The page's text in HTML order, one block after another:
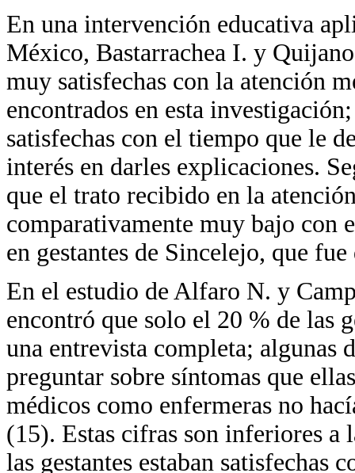
En una intervención educativa
México, Bastarrachea I. y
muy satisfechas con la atención
encontrados en esta
satisfechas con el tiempo que le
interés en darles explicaciones.
que el trato recibido en la
comparativamente muy bajo con
en gestantes de Sincelejo, que
En el estudio de Alfaro N. y
encontró que solo el 20 % de las
una entrevista completa; algunas
preguntar sobre síntomas que
médicos como enfermeras no
(15). Estas cifras son inferiores a
las gestantes estaban